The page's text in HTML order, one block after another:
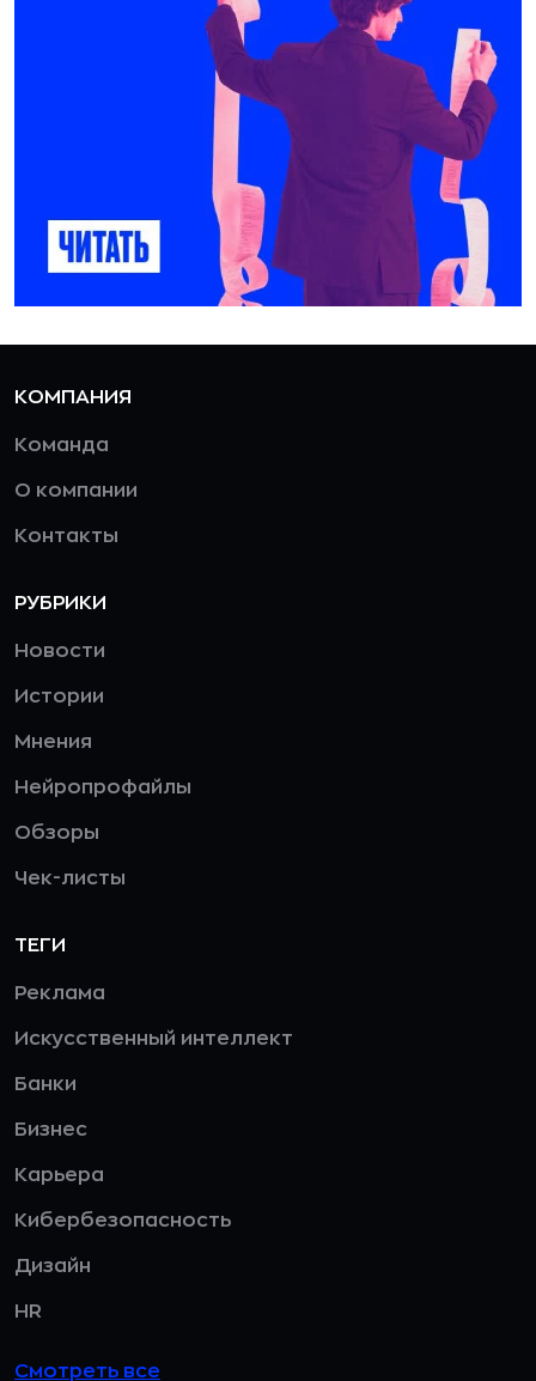
КОМПАНИЯ
Команда
О компании
Контакты
РУБРИКИ
Новости
Истории
Мнения
Нейропрофайлы
Обзоры
Чек-листы
ТЕГИ
Реклама
Искусственный интеллект
Банки
Бизнес
Карьера
Кибербезопасность
Дизайн
HR
Смотреть все